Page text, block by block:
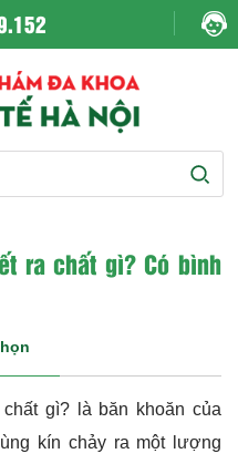
ra chất gì? Có bình
gì?là băn khoăn của
kín chảy ra một lượng